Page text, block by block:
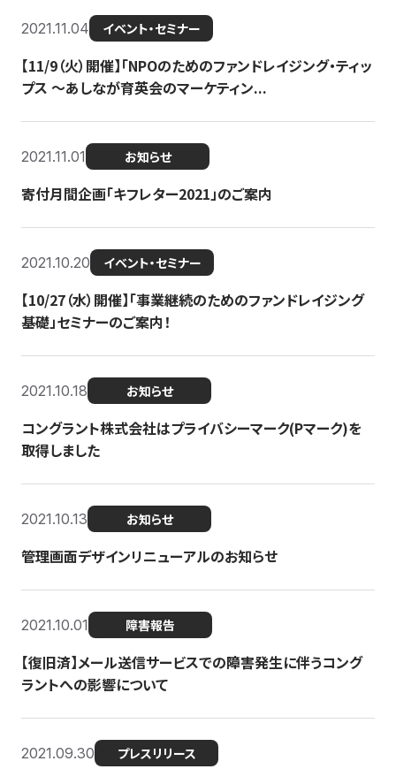
2021.11.04 イベント・セミナー
【11/9（火）開催】「NPOのためのファンドレイジング・ティッ
プス 〜あしなが育英会のマーケティン...
2021.11.01 お知らせ
寄付月間企画「キフレター2021」のご案内
2021.10.20 イベント・セミナー
【10/27（水）開催】「事業継続のためのファンドレイジング
基礎」セミナーのご案内！
2021.10.18 お知らせ
コングラント株式会社はプライバシーマーク(Pマーク)を
取得しました
2021.10.13 お知らせ
管理画面デザインリニューアルのお知らせ
2021.10.01 障害報告
【復旧済】メール送信サービスでの障害発生に伴うコング
ラントへの影響について
2021.09.30 プレスリリース